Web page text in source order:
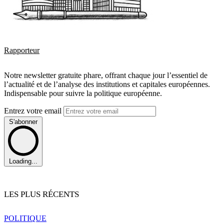
Rapporteur
Notre newsletter gratuite phare, offrant chaque jour l’essentiel de
l’actualité et de l’analyse des institutions et capitales européennes.
Indispensable pour suivre la politique européenne.
Entrez votre email
S'abonner
Loading...
LES PLUS RÉCENTS
POLITIQUE